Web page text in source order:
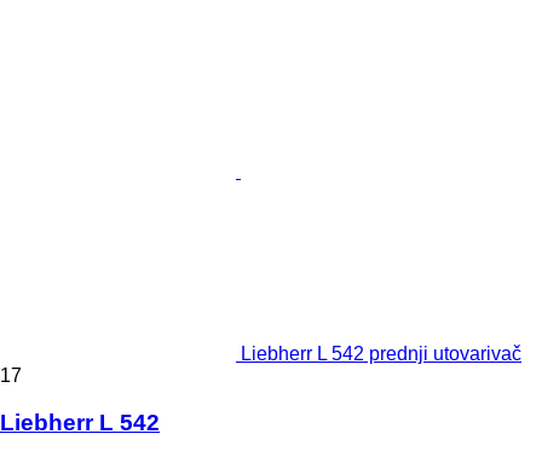
Liebherr L 542 prednji utovarivač
17
Liebherr L 542